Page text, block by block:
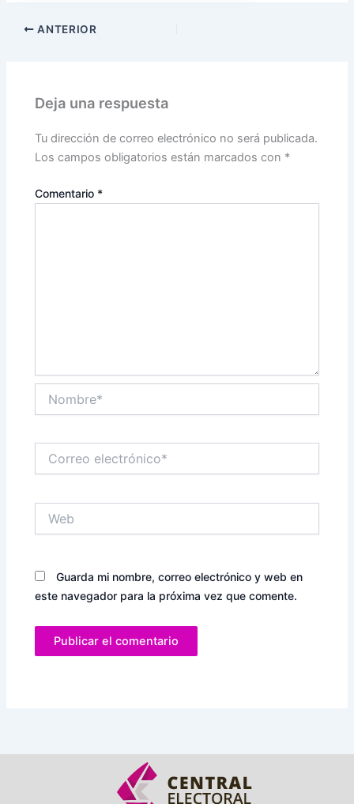
ANTERIOR
Deja una respuesta
Tu dirección de correo electrónico no será publicada.
Los campos obligatorios están marcados con *
Comentario *
electrónico*
Guarda mi nombre, correo electrónico y web en
este navegador para la próxima vez que comente.